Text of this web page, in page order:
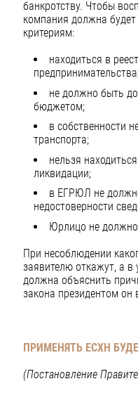
банкротству. Чтобы
компания должна будет
критериям:
находиться в
не должно быть
бюджетом;
в собственности
транспорта;
нельзя
ликвидации;
в ЕГРЮЛ не
недостоверности
Юрлицо не
При несоблюдении
заявителю откажут, а
должна объяснить
закона президентом он
ПРИМЕНЯТЬ ЕСХН
(Постановление